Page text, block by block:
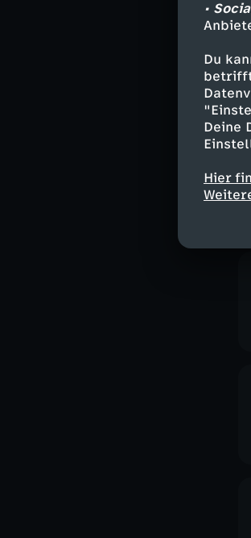
•
Du
betrifft
Deine
Hier